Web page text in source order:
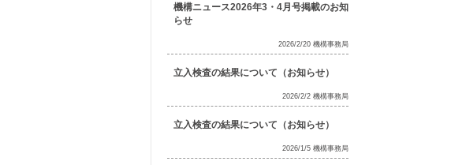
機構ニュース2026年3・4月号掲載のお知
らせ
2026/2/20 機構事務局
立入検査の結果について（お知らせ）
2026/2/2 機構事務局
立入検査の結果について（お知らせ）
2026/1/5 機構事務局